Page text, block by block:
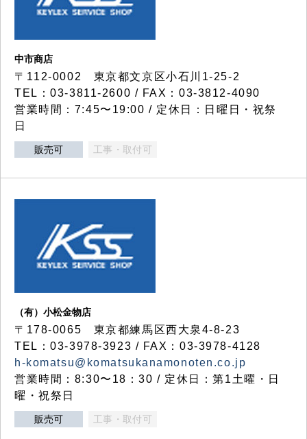
中市商店
〒112-0002 東京都文京区小石川1-25-2
TEL：03-3811-2600 / FAX：03-3812-4090
営業時間：7:45〜19:00 / 定休日：日曜日・祝祭
日
販売可 工事・取付可
（有）小松金物店
〒178-0065 東京都練馬区西大泉4-8-23
TEL：03-3978-3923 / FAX：03-3978-4128
h-komatsu@komatsukanamonoten.co.jp
営業時間：8:30〜18：30 / 定休日：第1土曜・日
曜・祝祭日
販売可 工事・取付可